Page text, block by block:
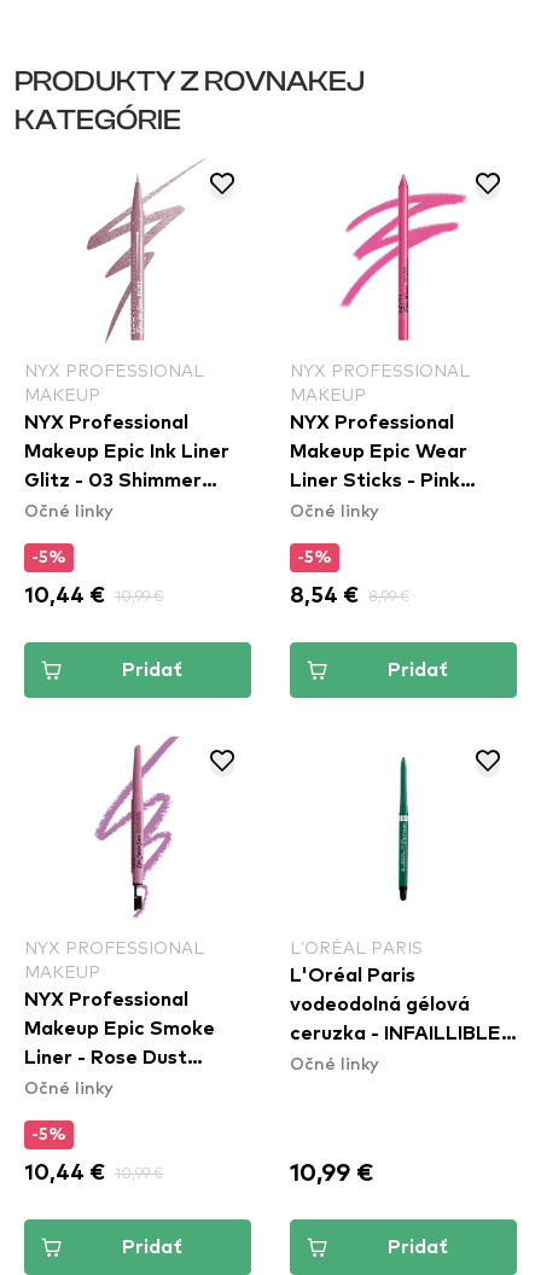
PRODUKTY Z ROVNAKEJ
KATEGÓRIE
NYX PROFESSIONAL
MAKEUP
NYX Professional
Makeup Epic Ink Liner
Glitz - 03 Shimmer
Stitch
Očné linky
-5%
10,44 € 10,99 €
Pridať
NYX PROFESSIONAL
MAKEUP
NYX Professional
Makeup Epic Wear
Liner Sticks - Pink
Spirit
Očné linky
-5%
8,54 € 8,99 €
Pridať
NYX PROFESSIONAL
MAKEUP
NYX Professional
Makeup Epic Smoke
Liner - Rose Dust
(ESL04)
Očné linky
-5%
10,44 € 10,99 €
Pridať
L’ORÉAL PARIS
L'Oréal Paris
vodeodolná gélová
ceruzka - INFAILLIBLE
36h Grip Gel Automatic
Očné linky
10,99 €
Pridať